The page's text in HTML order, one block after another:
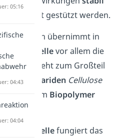
sie gut gestützt werden.
übernimmt in
Zellevor allem die
. Sie besteht zum Großteil
Polysacchariden Cellulose
und dem Biopolymer
tierischen Zellefungiert das
05:16
04:43
04:04